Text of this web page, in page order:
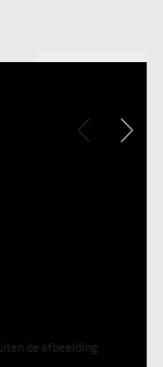
de afbeelding.